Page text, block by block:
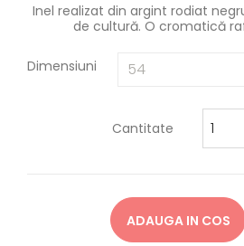
Inel realizat din argint rodiat
de cultură. O cromatică
Dimensiuni
Cantitate
ADAUGA IN COS